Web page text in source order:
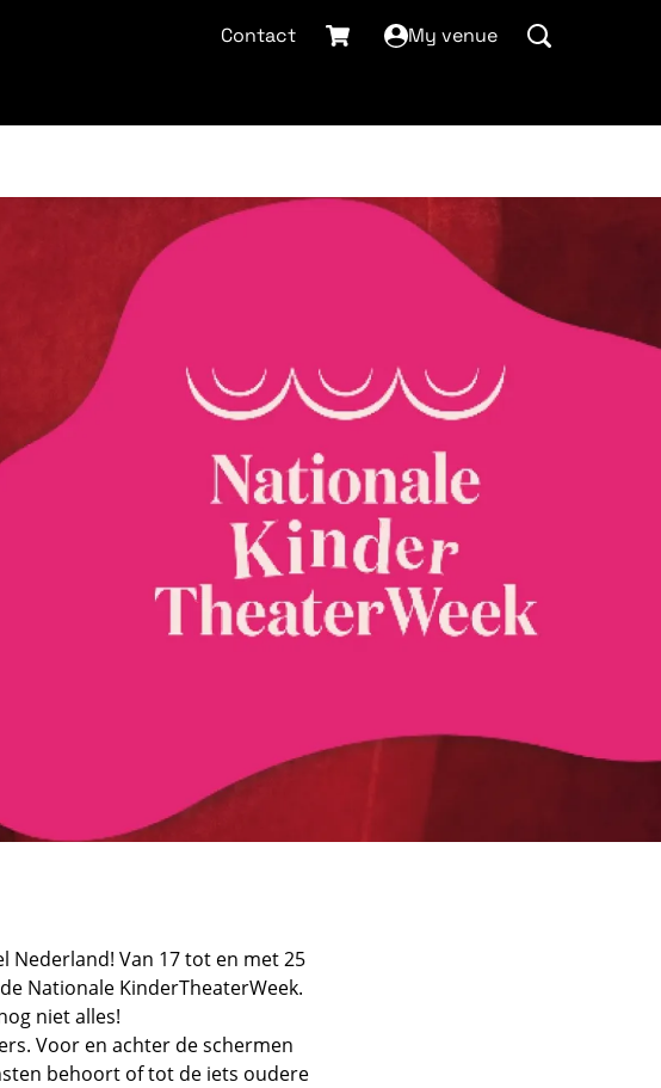
Contact My venue
Nederland! Van 17 tot en met 25
Nationale KinderTheaterWeek.
niet alles!
Voor en achter de schermen
behoort of tot de iets oudere